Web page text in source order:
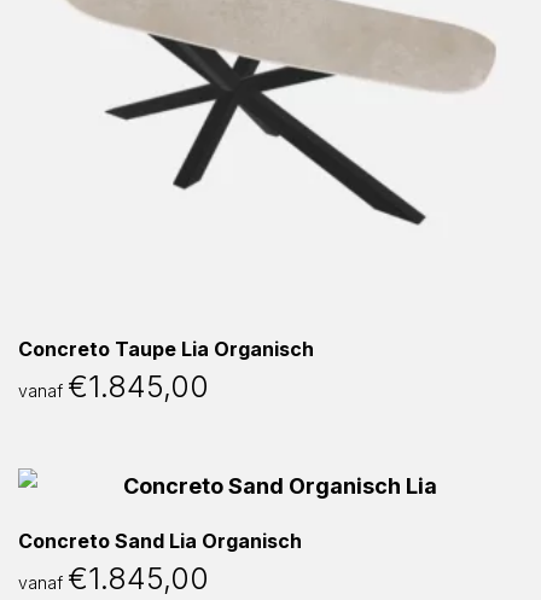
Concreto Taupe Lia Organisch
vanaf €1.845,00
Concreto Sand Lia Organisch
vanaf €1.845,00